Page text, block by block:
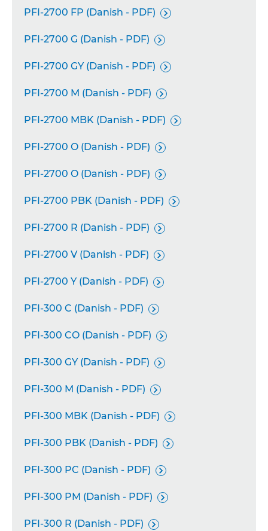
PFI-2700 FP (Danish - PDF) 
PFI-2700 G (Danish - PDF) 
PFI-2700 GY (Danish - PDF) 
PFI-2700 M (Danish - PDF) 
PFI-2700 MBK (Danish - PDF) 
PFI-2700 O (Danish - PDF) 
PFI-2700 O (Danish - PDF) 
PFI-2700 PBK (Danish - PDF) 
PFI-2700 R (Danish - PDF) 
PFI-2700 V (Danish - PDF) 
PFI-2700 Y (Danish - PDF) 
PFI-300 C (Danish - PDF) 
PFI-300 CO (Danish - PDF) 
PFI-300 GY (Danish - PDF) 
PFI-300 M (Danish - PDF) 
PFI-300 MBK (Danish - PDF) 
PFI-300 PBK (Danish - PDF) 
PFI-300 PC (Danish - PDF) 
PFI-300 PM (Danish - PDF) 
PFI-300 R (Danish - PDF) 